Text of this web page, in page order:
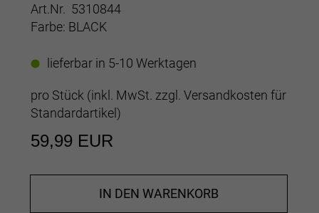
Art.Nr. 5310844
Farbe: BLACK
lieferbar in 5-10 Werktagen
pro Stück (inkl. MwSt. zzgl. Versandkosten für
Standardartikel)
59,99 EUR
IN DEN WARENKORB